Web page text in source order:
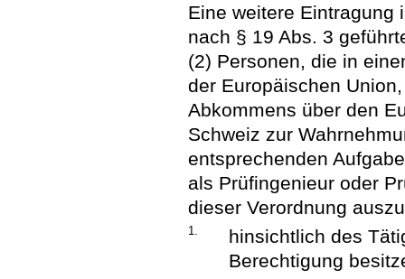
Eine weitere Eintragung
nach § 19 Abs. 3
(2) Personen, die in
der Europäischen
Abkommens über den
Schweiz zur
entsprechenden
als Prüfingenieur oder
dieser Verordnung
1.
hinsichtlich des
Berechtigung